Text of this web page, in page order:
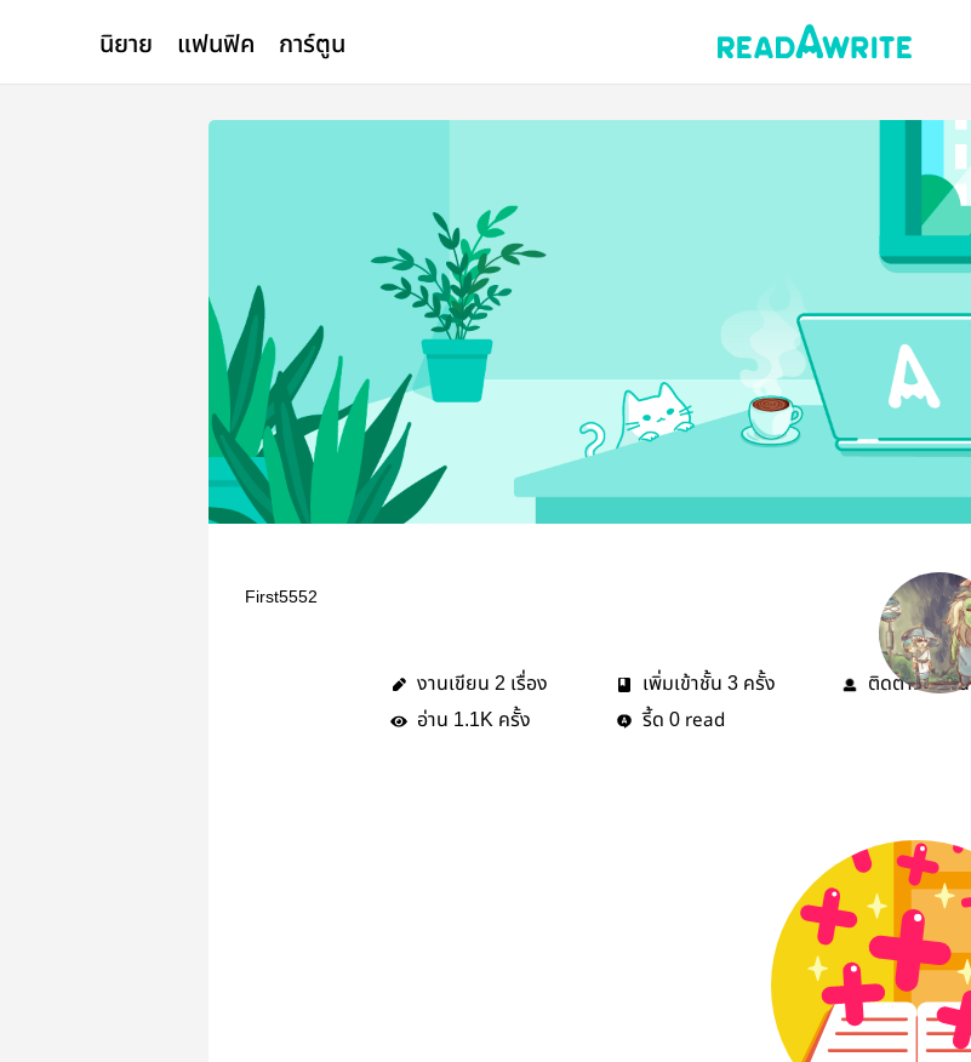
นิยาย แฟนฟิค การ์ตูน
First5552
งานเขียน 2 เรื่อง เพิ่มเข้าชั้น 3 ครั้ง ติดตาม0คน
อ่าน 1.1K ครั้ง รี้ด 0 read